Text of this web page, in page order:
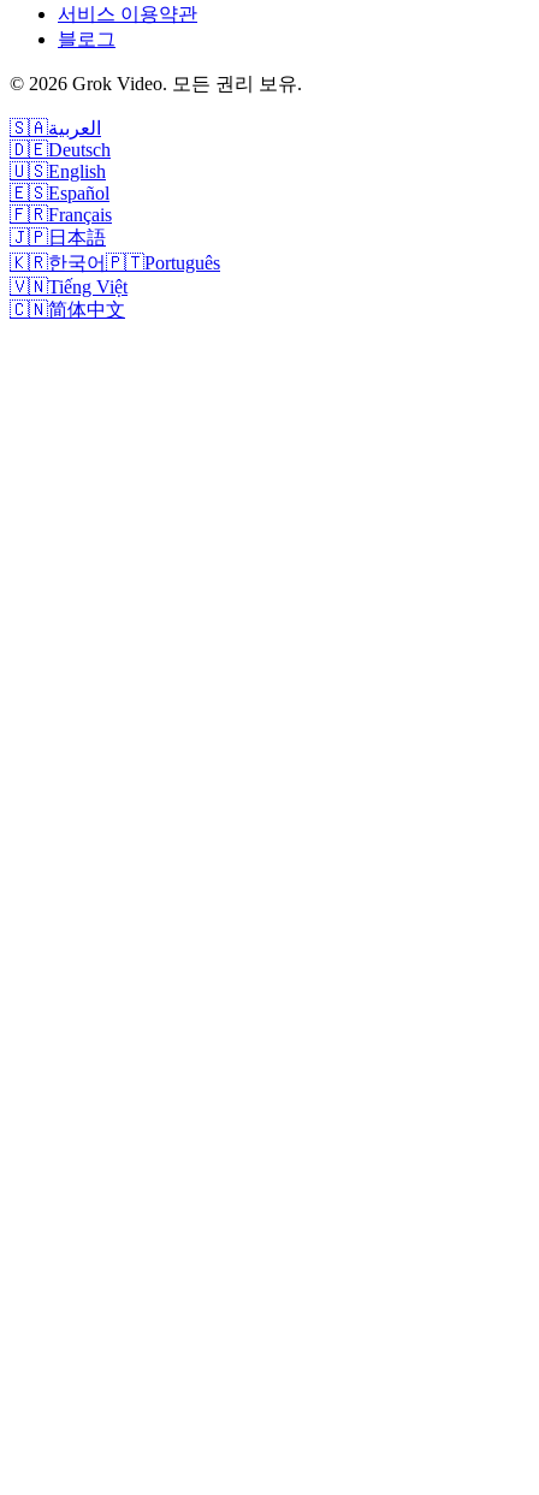
서비스 이용약관
블로그
© 2026 Grok Video. 모든 권리 보유.
🇸🇦العربية
🇩🇪Deutsch
🇺🇸English
🇪🇸Español
🇫🇷Français
🇯🇵日本語
🇰🇷한국어🇵🇹Português
🇻🇳Tiếng Việt
🇨🇳简体中文